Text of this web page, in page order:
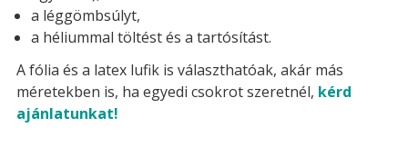
a léggömbsúlyt,
a héliummal töltést és a tartósítást.
A fólia és a latex lufik is választhatóak, akár más
méretekben is, ha egyedi csokrot szeretnél, kérd
ajánlatunkat!